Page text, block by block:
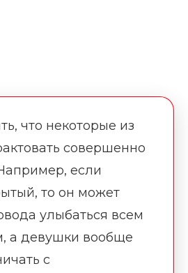
что некоторые из
совершенно
если
то он может
улыбаться всем
а девушки вообще
с